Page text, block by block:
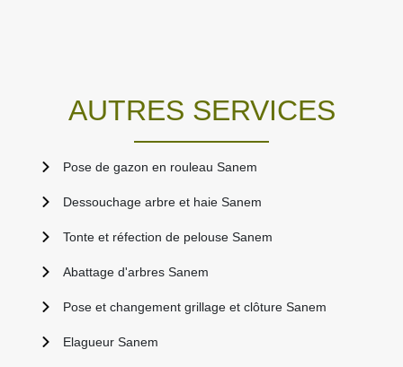
AUTRES SERVICES
Pose de gazon en rouleau Sanem
Dessouchage arbre et haie Sanem
Tonte et réfection de pelouse Sanem
Abattage d'arbres Sanem
Pose et changement grillage et clôture Sanem
Elagueur Sanem